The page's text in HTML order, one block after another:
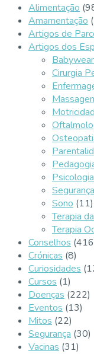
Alimentação
Amamentação
Artigos de
Artigos dos
Cirurgia
Psicologia
Sono (11)
Terapia
Terapia
Conselhos
Crónicas (8)
Curiosidades
Cursos (1)
Doenças (222)
Eventos (13)
Mitos (22)
Segurança (30)
Vacinas (31)